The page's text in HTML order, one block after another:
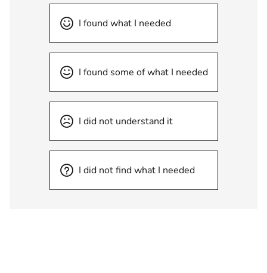
I found what I needed
I found some of what I needed
I did not understand it
I did not find what I needed